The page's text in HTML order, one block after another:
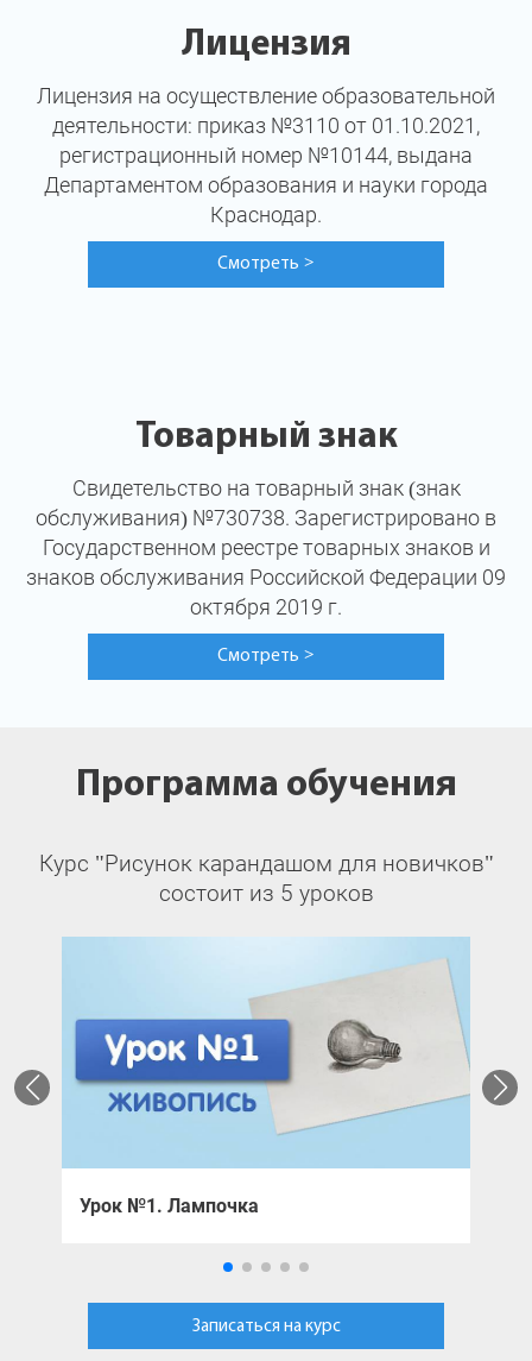
Лицензия
Лицензия на осуществление образовательной
деятельности: приказ №3110 от 01.10.2021,
регистрационный номер №10144, выдана
Департаментом образования и науки города
Краснодар.
Смотреть >
Товарный знак
Свидетельство на товарный знак (знак
обслуживания) №730738. Зарегистрировано в
Государственном реестре товарных знаков и
знаков обслуживания Российской Федерации 09
октября 2019 г.
Смотреть >
Программа обучения
Курс "Рисунок карандашом для новичков"
состоит из 5 уроков
Урок №1. Лампочка
Записаться на курс